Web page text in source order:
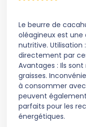
Le beurre de
oléagineux est
nutritive. Utilisation
directement par
Avantages : Ils
graisses.
à consommer
peuvent
parfaits pour les
énergétiques.